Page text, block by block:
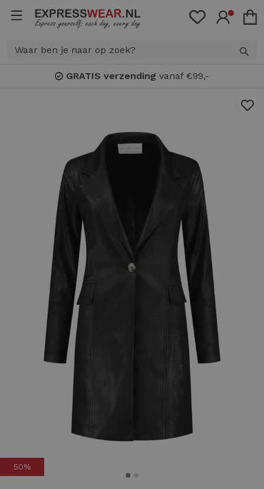
GRATIS verzending vanaf €99,-
50%